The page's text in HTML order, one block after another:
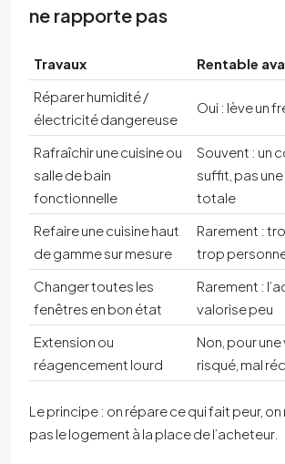
ne rapporte pas
Travaux
Rentable
Réparer humidité /
électricité dangereuse
Oui : lève un
Rafraîchir une cuisine ou
salle de bain
fonctionnelle
Souvent : un
suffit, pas
totale
Refaire une cuisine haut
de gamme sur mesure
Rarement :
trop
Changer toutes les
fenêtres en bon état
Rarement :
valorise peu
Extension ou
réagencement lourd
Non, pour une
risqué, mal
Le principe : on répare ce qui fait peur,
pas le logement à la place de l’acheteur.